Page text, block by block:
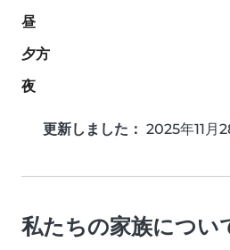
昼
夕方
夜
更新しました： 2025年11月
私たちの家族につい